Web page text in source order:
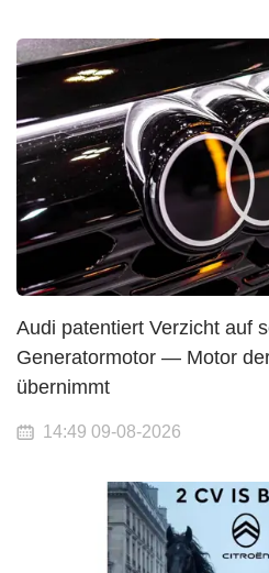
Audi patentiert Verzicht auf
Generatormotor — Motor
übernimmt
14:49 09-08-2026